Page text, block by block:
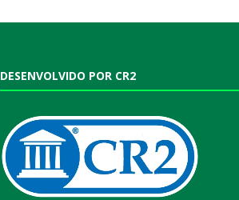
DESENVOLVIDO POR CR2